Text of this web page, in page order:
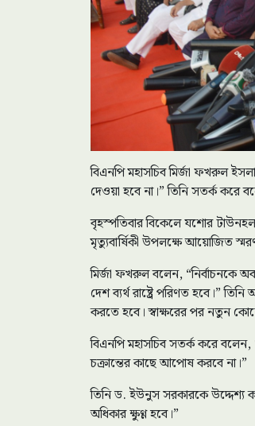
বিএনপি মহাসচিব মির্জা ফখরুল
দেওয়া হবে না।” তিনি সতর্ক করে
বৃহস্পতিবার বিকেলে যশোর টাউনহল
মৃত্যুবার্ষিকী উপলক্ষে আয়োজিত
মির্জা ফখরুল বলেন, “নির্বাচনকে
দেশ ব্যর্থ রাষ্ট্রে পরিণত হবে।”
করতে হবে। স্বাক্ষরের পর নতুন
বিএনপি মহাসচিব সতর্ক করে বলেন,
চক্রান্তের কাছে আপোষ করবে না।”
তিনি ড. ইউনুস সরকারকে উদ্দেশ্য
অধিকার ক্ষুণ্ণ হবে।”